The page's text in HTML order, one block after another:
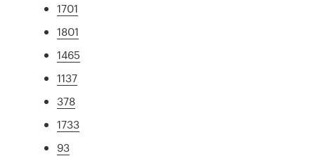
1701
1801
1465
1137
378
1733
93